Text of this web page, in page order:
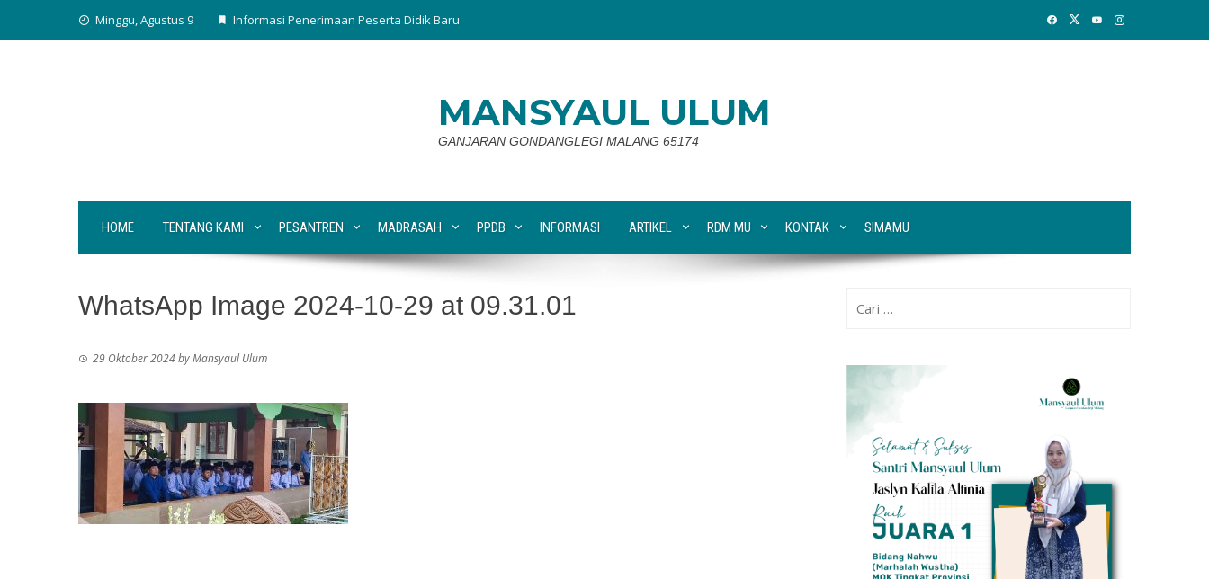
Minggu, Agustus 9 Informasi Penerimaan Peserta Didik Baru
MANSYAUL ULUM
GANJARAN GONDANGLEGI MALANG 65174
HOME TENTANG KAMI PESANTREN MADRASAH PPDB INFORMASI ARTIKEL RDM MU KONTAK SIMAMU
WhatsApp Image 2024-10-29 at 09.31.01
29 Oktober 2024byMansyaul Ulum
untuk: